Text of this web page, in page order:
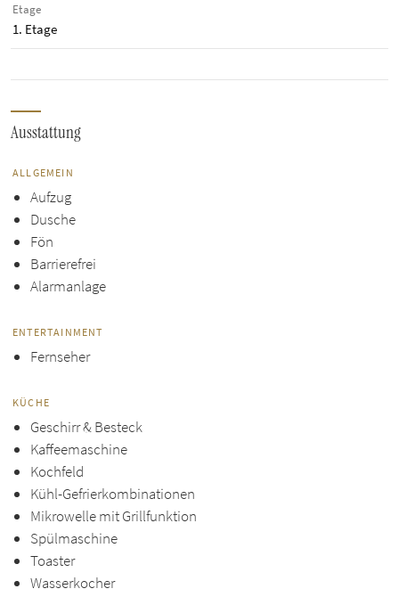
Etage
1. Etage
Ausstattung
ALLGEMEIN
Aufzug
Dusche
Fön
Barrierefrei
Alarmanlage
ENTERTAINMENT
Fernseher
KÜCHE
Geschirr & Besteck
Kaffeemaschine
Kochfeld
Kühl-Gefrierkombinationen
Mikrowelle mit Grillfunktion
Spülmaschine
Toaster
Wasserkocher